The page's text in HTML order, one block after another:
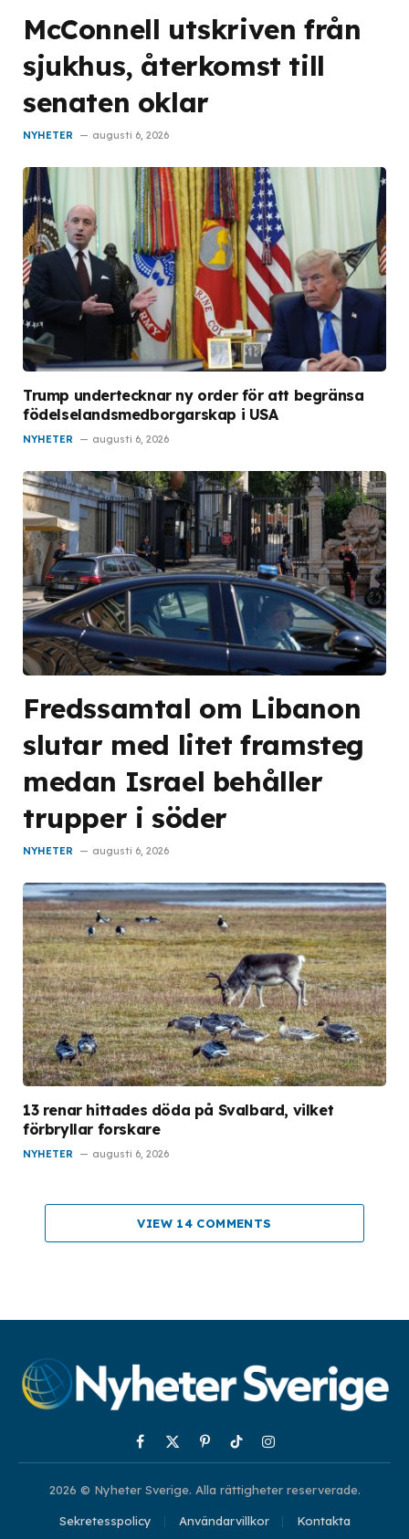
McConnell utskriven från
sjukhus, återkomst till
senaten oklar
NYHETER augusti 6, 2026
Trump undertecknar ny order för att begränsa
födelselandsmedborgarskap i USA
NYHETER augusti 6, 2026
Fredssamtal om Libanon
slutar med litet framsteg
medan Israel behåller
trupper i söder
NYHETER augusti 6, 2026
13 renar hittades döda på Svalbard, vilket
förbryllar forskare
NYHETER augusti 6, 2026
VIEW 14 COMMENTS
Facebook
X
(Twitter)
PinterestTikTokInstagram
2026 © Nyheter Sverige. Alla rättigheter reserverade.
Sekretesspolicy Användarvillkor Kontakta